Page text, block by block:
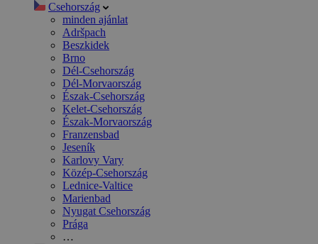
Csehország
minden ajánlat
Adršpach
Beszkidek
Brno
Dél-Csehország
Dél-Morvaország
Észak-Csehország
Kelet-Csehország
Észak-Morvaország
Franzensbad
Jeseník
Karlovy Vary
Közép-Csehország
Lednice-Valtice
Marienbad
Nyugat Csehország
Prága
…